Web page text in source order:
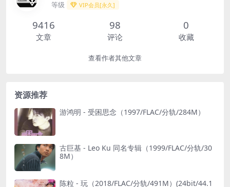
等级 VIP会员[永久]
9416
文章
98
评论
0
收藏
查看作者其他文章
资源推荐
游鸿明 - 受困思念（1997/FLAC/分轨/284M）
古巨基 - Leo Ku 同名专辑（1999/FLAC/分轨/30
8M）
陈粒 - 玩（2018/FLAC/分轨/491M）(24bit/44.1